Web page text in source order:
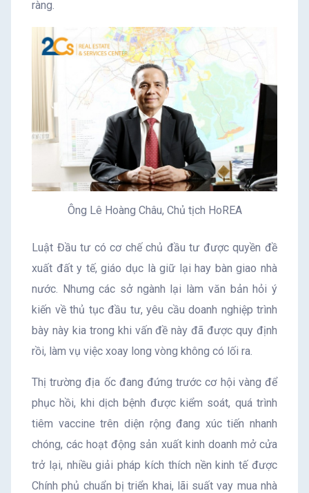
ràng.
Ông Lê Hoàng Châu, Chủ tịch HoREA
Luật Đầu tư có cơ chế chủ đầu tư được quyền đề
xuất đất y tế, giáo dục là giữ lại hay bàn giao nhà
nước. Nhưng các sở ngành lại làm văn bản hỏi ý
kiến về thủ tục đầu tư, yêu cầu doanh nghiệp trình
bày này kia trong khi vấn đề này đã được quy định
rồi, làm vụ việc xoay long vòng không có lối ra.
Thị trường địa ốc đang đứng trước cơ hội vàng để
phục hồi, khi dịch bệnh được kiểm soát, quá trình
tiêm vaccine trên diện rộng đang xúc tiến nhanh
chóng, các hoạt động sản xuất kinh doanh mở cửa
trở lại, nhiều giải pháp kích thích nền kinh tế được
Chính phủ chuẩn bị triển khai, lãi suất vay mua nhà